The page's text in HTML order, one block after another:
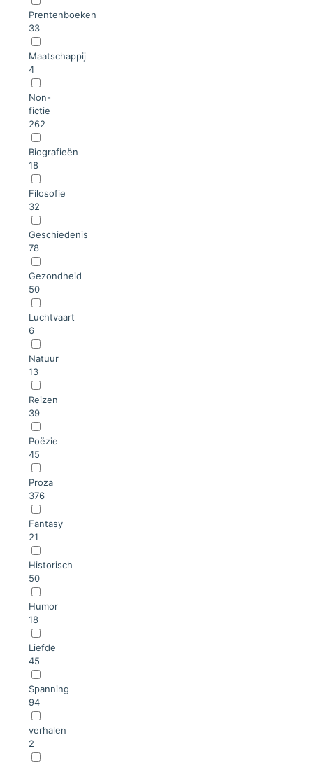
Prentenboeken
33
Maatschappij
4
Non-
fictie
262
Biografieën
18
Filosofie
32
Geschiedenis
78
Gezondheid
50
Luchtvaart
6
Natuur
13
Reizen
39
Poëzie
45
Proza
376
Fantasy
21
Historisch
50
Humor
18
Liefde
45
Spanning
94
verhalen
2